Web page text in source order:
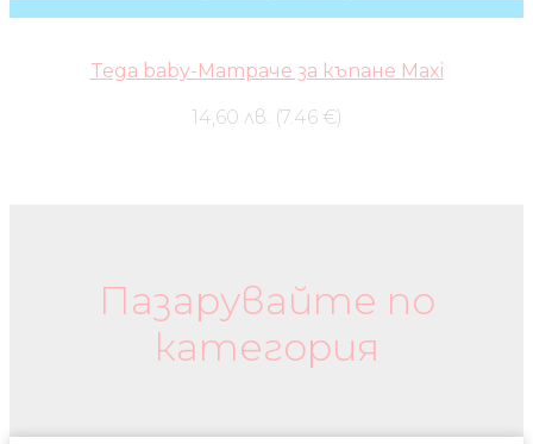
Tega baby-Матраче за къпане Maxi
14,60 лв. (7.46 €)
Пазарувайте по
категория